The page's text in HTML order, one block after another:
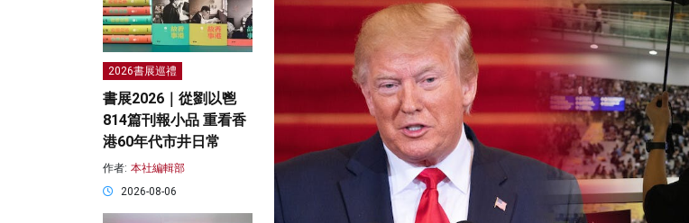
2026書展巡禮
書展2026｜從劉以鬯
814篇刊報小品 重看香
港60年代市井日常
作者: 本社編輯部
2026-08-06